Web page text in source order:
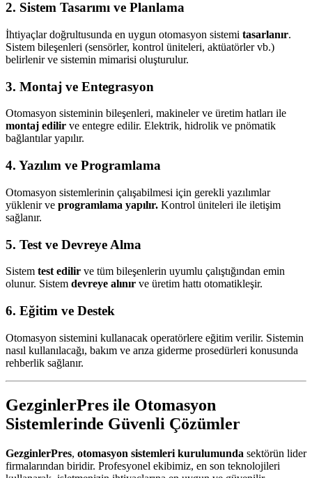
2. Sistem Tasarımı ve Planlama
İhtiyaçlar doğrultusunda en uygun otomasyon sistemi tasarlanır.
Sistem bileşenleri (sensörler, kontrol üniteleri, aktüatörler vb.)
belirlenir ve sistemin mimarisi oluşturulur.
3. Montaj ve Entegrasyon
Otomasyon sisteminin bileşenleri, makineler ve üretim hatları ile
montaj edilir ve entegre edilir. Elektrik, hidrolik ve pnömatik
bağlantılar yapılır.
4. Yazılım ve Programlama
Otomasyon sistemlerinin çalışabilmesi için gerekli yazılımlar
yüklenir ve programlama yapılır. Kontrol üniteleri ile iletişim
sağlanır.
5. Test ve Devreye Alma
Sistem test edilir ve tüm bileşenlerin uyumlu çalıştığından emin
olunur. Sistem devreye alınır ve üretim hattı otomatikleşir.
6. Eğitim ve Destek
Otomasyon sistemini kullanacak operatörlere eğitim verilir. Sistemin
nasıl kullanılacağı, bakım ve arıza giderme prosedürleri konusunda
rehberlik sağlanır.
GezginlerPres ile Otomasyon
Sistemlerinde Güvenli Çözümler
GezginlerPres, otomasyon sistemleri kurulumunda sektörün lider
firmalarından biridir. Profesyonel ekibimiz, en son teknolojileri